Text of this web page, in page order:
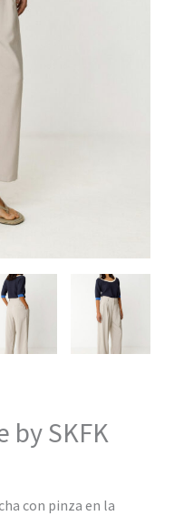
by SKFK
con pinza en la